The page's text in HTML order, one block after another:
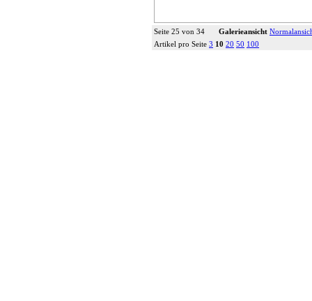
Seite 25 von 34 Galerieansicht
Artikel pro Seite 3 10 20 50 100